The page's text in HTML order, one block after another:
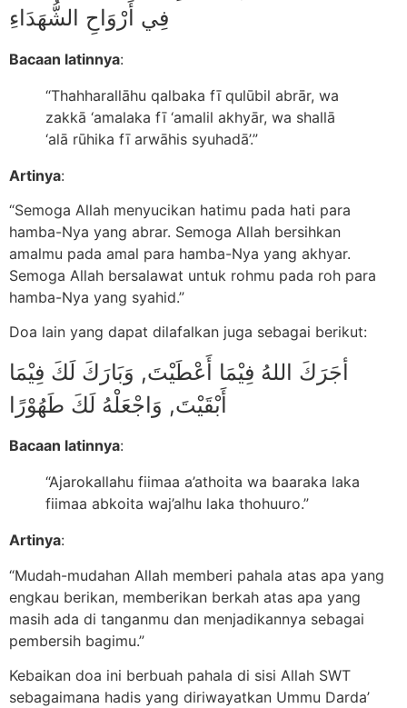
فِي أَرْوَاحِ الشُّهَدَاءِ
Bacaan latinnya:
“Thahharallāhu qalbaka fī qulūbil abrār, wa
zakkā ‘amalaka fī ‘amalil akhyār, wa shallā
‘alā rūhika fī arwāhis syuhadā’.”
Artinya:
“Semoga Allah menyucikan hatimu pada hati para
hamba-Nya yang abrar. Semoga Allah bersihkan
amalmu pada amal para hamba-Nya yang akhyar.
Semoga Allah bersalawat untuk rohmu pada roh para
hamba-Nya yang syahid.”
Doa lain yang dapat dilafalkan juga sebagai berikut:
أجَرَكَ اللهُ فِيْمَا أَعْطَيْتَ, وَبَارَكَ لَكَ فِيْمَا
أَبْقَيْتَ, وَاجْعَلْهُ لَكَ طَهُوْرًا
Bacaan latinnya:
“Ajarokallahu fiimaa a’athoita wa baaraka laka
fiimaa abkoita waj’alhu laka thohuuro.”
Artinya:
“Mudah-mudahan Allah memberi pahala atas apa yang
engkau berikan, memberikan berkah atas apa yang
masih ada di tanganmu dan menjadikannya sebagai
pembersih bagimu.”
Kebaikan doa ini berbuah pahala di sisi Allah SWT
sebagaimana hadis yang diriwayatkan Ummu Darda’